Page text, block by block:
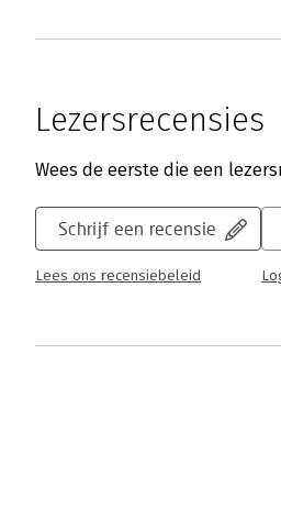
Lezersrecensies
Wees de eerste die een
Schrijf een recensie
Lees ons recensiebeleid